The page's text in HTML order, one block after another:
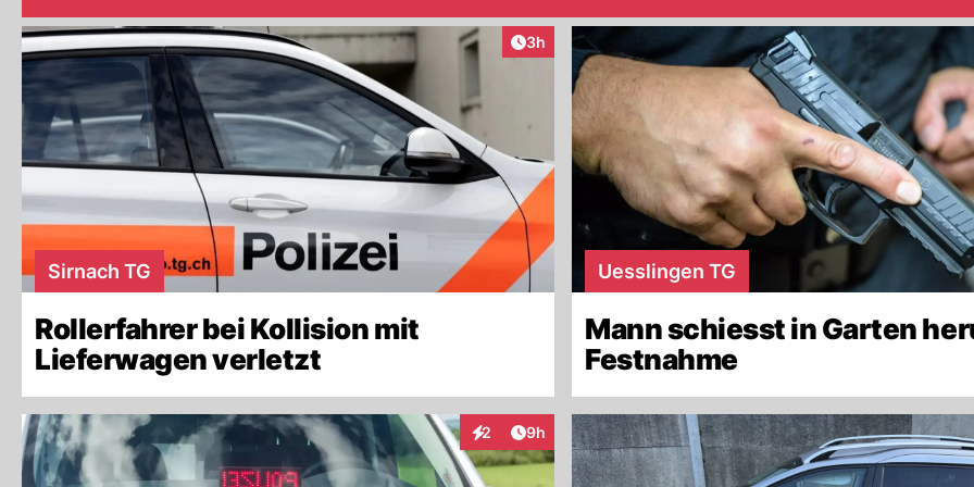
Artikel veröffentlicht:
3h
Sirnach TG
Rollerfahrer bei Kollision mit
Lieferwagen verletzt
Uesslingen TG
Mann schiesst in Garten
Festnahme
2
InteraktionenArtikel veröffentlicht:
9h